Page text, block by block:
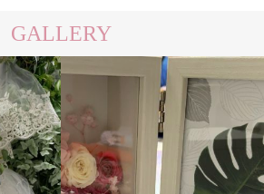
GALLERY